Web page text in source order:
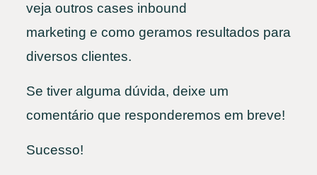
veja outros cases inbound
marketing e como geramos resultados para
diversos clientes.
Se tiver alguma dúvida, deixe um
comentário que responderemos em breve!
Sucesso!